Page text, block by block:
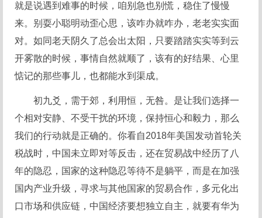
就是说遇到难事的时候，咱别急也别慌，稳住了慢慢
来。别耍小聪明动歪心思，该咋办就咋办，老老实实面
对。如同老天阴久了总会出太阳，只要踏踏实实等到云
开雾散的时候，事情自然就顺了，该有的好结果、心里
惦记的那些事儿，也都能水到渠成。
初九爻，需于郊，利用恒，无咎。是让我们选择一
个相对安静、不受干扰的环境，保持恒心和毅力，那么
我们的行动就是正确的。你看自2018年美国发动首轮关
税战时，中国未立即对等反击，还在贸易战中经历了八
年的隐忍，国家的这种隐忍等待不是躺平，而是在加强
国内产业升级，寻求与其他国家的贸易合作，多元化出
口市场和供应链，中国经济要想独立自主，就要有华为